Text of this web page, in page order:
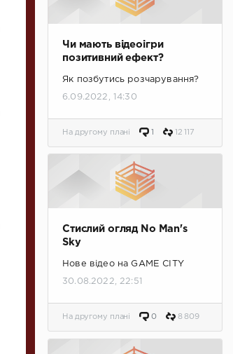
Чи мають відеоігри
позитивний ефект?
Як позбутись розчарування?
6.09.2022, 14:30
На другому плані 1 12 117
Стислий огляд No Man's
Sky
Нове відео на GAME CITY
30.08.2022, 22:51
На другому плані 0 8 809